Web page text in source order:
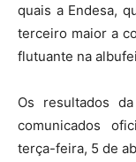
quais a Endesa,
terceiro maior a
flutuante na
Os resultados
comunicados
terça-feira, 5 de